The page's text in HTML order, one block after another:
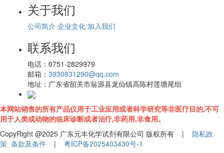
关于我们
公司简介 企业文化 加入我们
联系我们
电话： 0751-2829979
邮箱： 3930831290@qq.com
地址： 广东省韶关市翁源县龙仙镇高陈村莲塘尾组
本网站销售的所有产品仅用于工业应用或者科学研究等非医疗目的,不可
用于人类或动物的临床诊断或者治疗,非药用,非食用。
CopyRight @2025 广东元丰化学试剂有限公司 版权所有 | 隐私政
策 条款及条件 | 粤ICP备2025403430号-1